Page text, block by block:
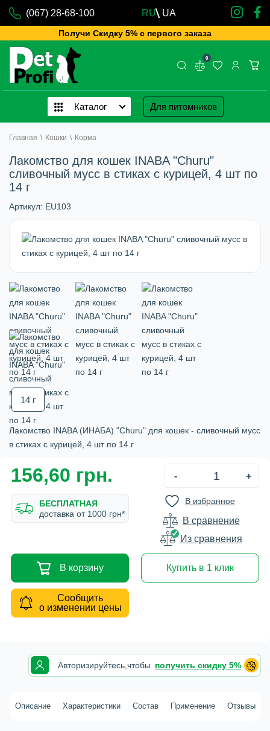
(067) 28-68-100 RU UA
Получи Скидку 5% с первого заказа
0
Каталог Для питомников
Главная \ Кошки \ Корма
Лакомство для кошек INABA "Churu"
сливочный мусс в стиках с курицей, 4 шт по
14 г
Артикул: EU103
14 г
Лакомство INABA (ИНАБА) "Churu" для кошек - сливочный мусс
в стиках с курицей, 4 шт по 14 г
156,60 грн. - +
БЕСПЛАТНАЯ
доставка от 1000 грн*
В избранное
В сравнение
Из сравнения
В корзину Купить в 1 клик
Сообщить
о изменении цены
Авторизируйтесь, чтобы получить скидку 5%
Описание Характеристики Состав Применение Отзывы